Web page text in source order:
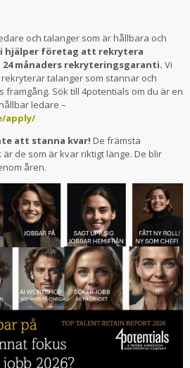
och talanger som är hållbara och
hjälper företag att rekrytera
24 månaders rekryteringsgaranti. Vi
talanger som stannar och
framgång. Sök till 4potentials om du är en
ledare –
apply/
att stanna kvar! De främsta
de som är kvar riktigt länge. De blir
åren.